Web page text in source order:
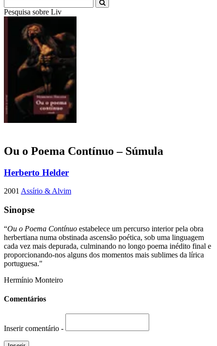
Pesquisa sobre Literatura
Ou o Poema Contínuo – Súmula
Herberto Helder
2001 Assírio & Alvim
Sinopse
“Ou o Poema Contínuo estabelece um percurso interior pela obra
herbertiana numa obstinada ascensão poética, sob uma linguagem
cada vez mais depurada, culminando no longo poema inédito final e
proporcionando-nos alguns dos momentos mais sublimes da lírica
portuguesa."
Hermínio Monteiro
Comentários
Inserir comentário -